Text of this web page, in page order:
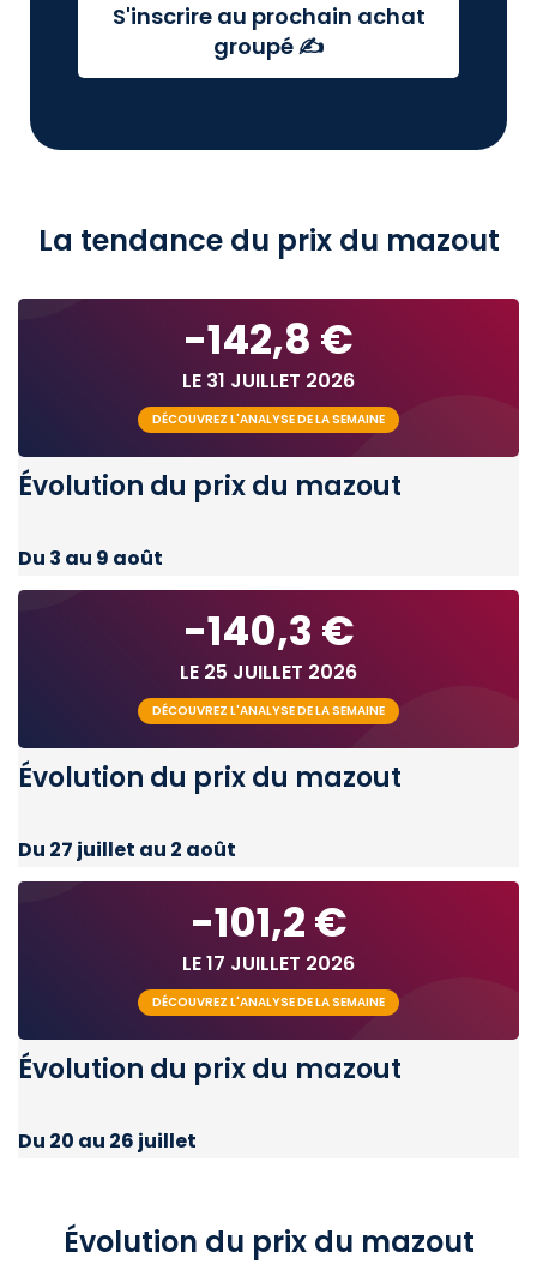
S'inscrire au prochain achat
groupé ✍️
La tendance du prix du mazout
-142,8 €
LE 31 JUILLET 2026
DÉCOUVREZ L'ANALYSE DE LA SEMAINE
Évolution du prix du mazout
Du 3 au 9 août
-140,3 €
LE 25 JUILLET 2026
DÉCOUVREZ L'ANALYSE DE LA SEMAINE
Évolution du prix du mazout
Du 27 juillet au 2 août
-101,2 €
LE 17 JUILLET 2026
DÉCOUVREZ L'ANALYSE DE LA SEMAINE
Évolution du prix du mazout
Du 20 au 26 juillet
Évolution du prix du mazout